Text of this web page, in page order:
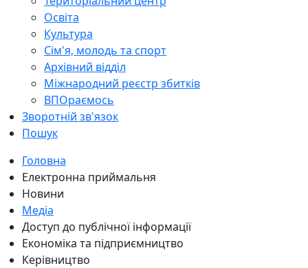
Освіта
Культура
Сім'я, молодь та спорт
Архівний відділ
Міжнародний реєстр збитків
ВПОраємось
Зворотній зв'язок
Пошук
Головна
Електронна приймальня
Новини
Медіа
Доступ до публічної інформації
Економіка та підприємництво
Керівництво